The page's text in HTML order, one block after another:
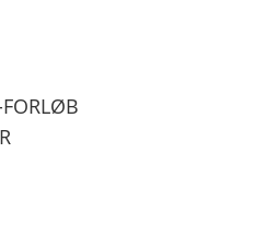
FORLØB